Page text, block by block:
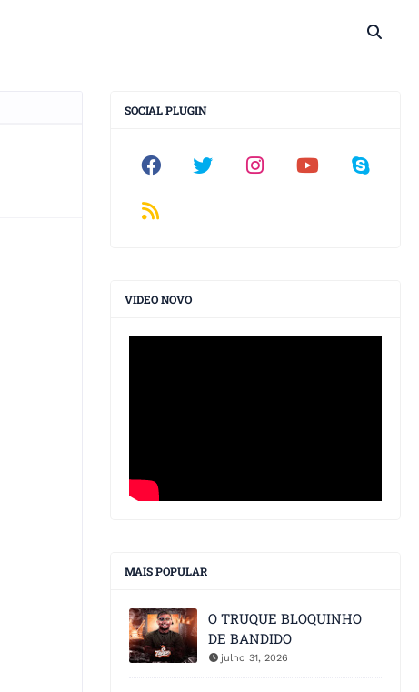
SOCIAL PLUGIN
VIDEO NOVO
MAIS POPULAR
O TRUQUE BLOQUINHO
DE BANDIDO
julho 31, 2026